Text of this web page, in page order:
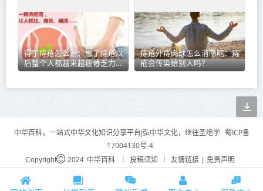
得了痔疮怎么治：患了痔疮以
后整个人都越来越疲倦乏力是
为什么？
痔疮外痔肉球怎么消除呢：痔
疮会传染给别人吗？
中华百科，一站式中华文化知识分享平台|弘中华文化，继往圣绝学 蜀ICP备
17004130号-4
Copyright 2024 中华百科 投稿须知 友情链接 免责声明